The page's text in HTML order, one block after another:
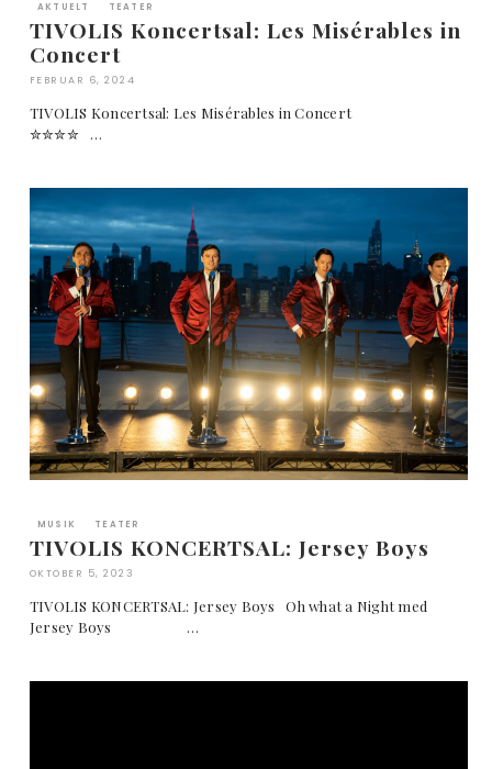
AKTUELT TEATER
TIVOLIS Koncertsal: Les Misérables in
Concert
FEBRUAR 6, 2024
TIVOLIS Koncertsal: Les Misérables in Concert
✮✮✮✮ …
MUSIK TEATER
TIVOLIS KONCERTSAL: Jersey Boys
OKTOBER 5, 2023
TIVOLIS KONCERTSAL: Jersey Boys Oh what a Night med
Jersey Boys …